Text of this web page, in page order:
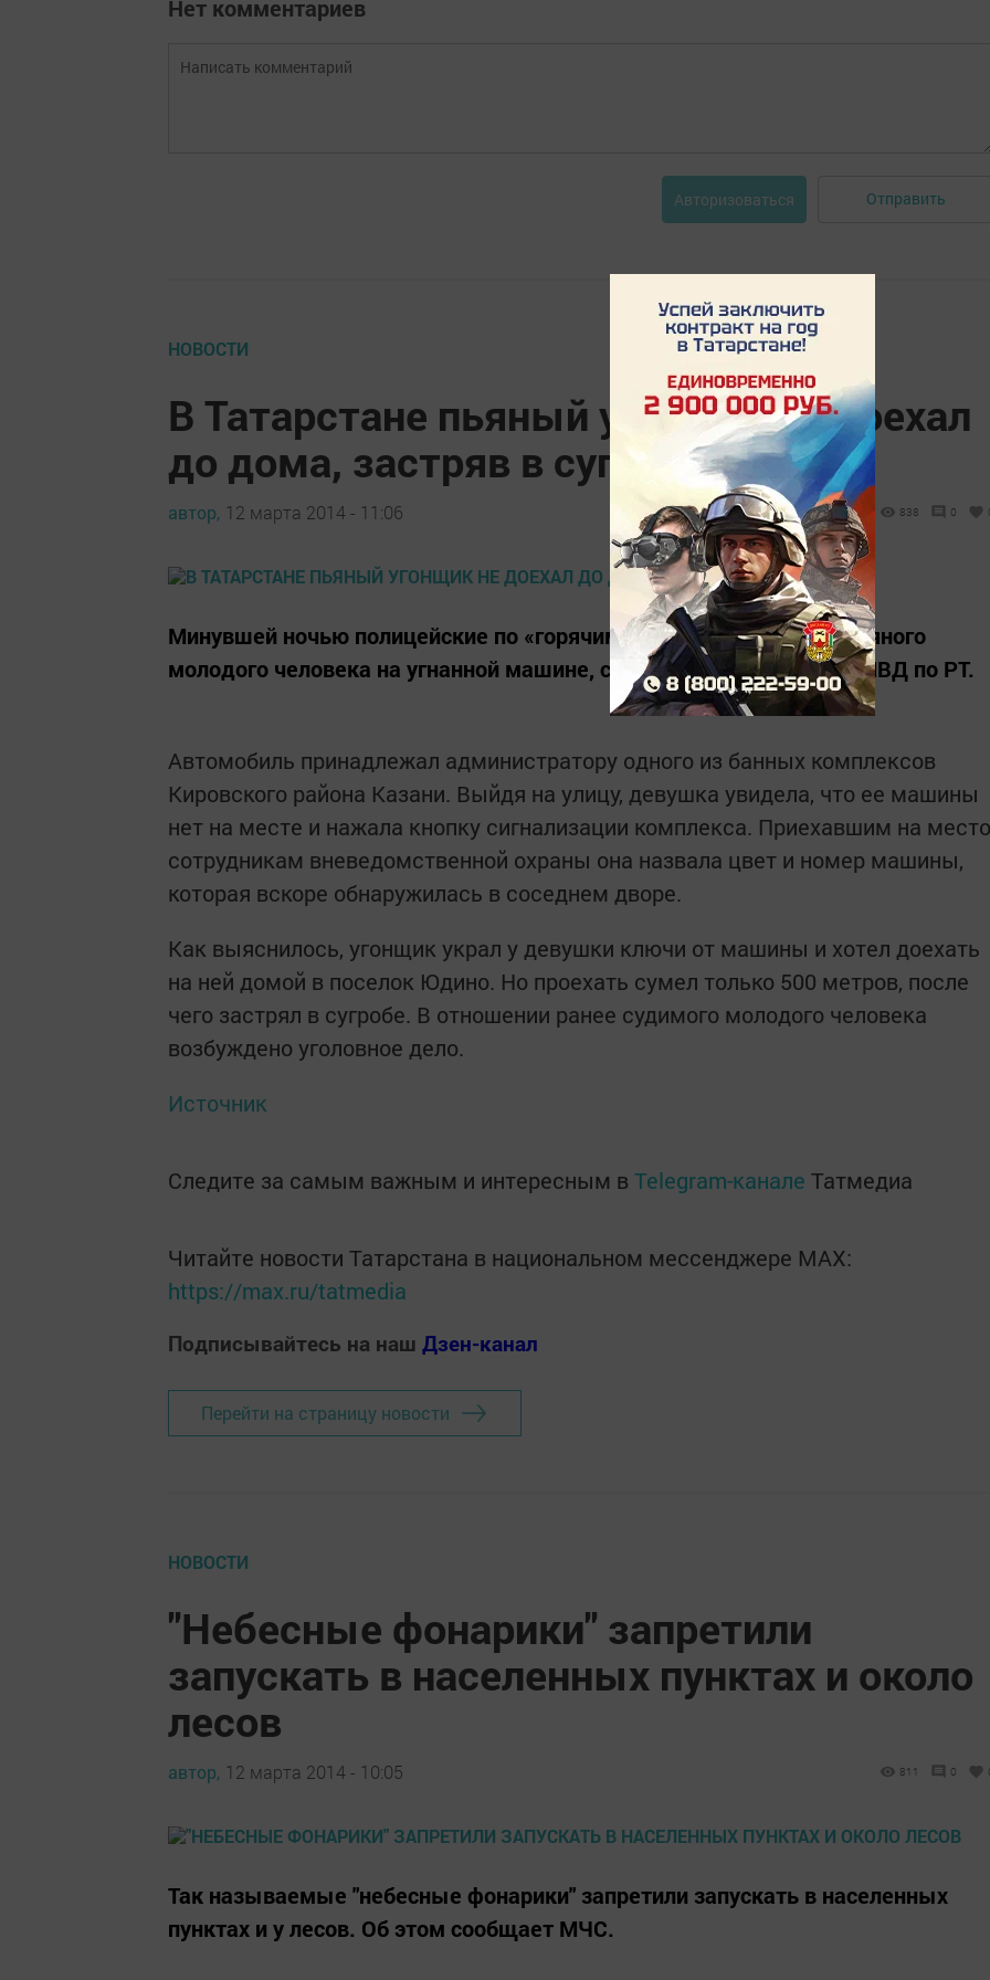
Нет комментариев
Авторизоваться Отправить
НОВОСТИ
В Татарстане пьяный угонщик не доехал
до дома, застряв в сугробе
автор, 12 марта 2014 - 11:06 838 0
Минувшей ночью полицейские по «горячим следам» задержали пьяного
молодого человека на угнанной машине, сообщает пресс-служба МВД по РТ.
Автомобиль принадлежал администратору одного из банных комплексов
Кировского района Казани. Выйдя на улицу, девушка увидела, что ее машины
нет на месте и нажала кнопку сигнализации комплекса. Приехавшим на место
сотрудникам вневедомственной охраны она назвала цвет и номер машины,
которая вскоре обнаружилась в соседнем дворе.
Как выяснилось, угонщик украл у девушки ключи от машины и хотел доехать
на ней домой в поселок Юдино. Но проехать сумел только 500 метров, после
чего застрял в сугробе. В отношении ранее судимого молодого человека
возбуждено уголовное дело.
Источник
Следите за самым важным и интересным в Telegram-канале Татмедиа
Читайте новости Татарстана в национальном мессенджере MАХ:
https://max.ru/tatmedia
Подписывайтесь на наш Дзен-канал
Перейти на страницу новости
НОВОСТИ
"Небесные фонарики" запретили
запускать в населенных пунктах и около
лесов
автор, 12 марта 2014 - 10:05 811 0
Так называемые "небесные фонарики" запретили запускать в населенных
пунктах и у лесов. Об этом сообщает МЧС.